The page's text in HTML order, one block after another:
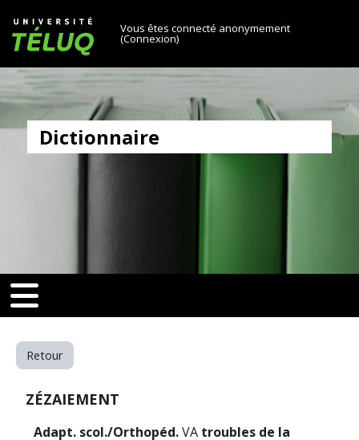
Université TÉLUQ
Vous êtes connecté anonymement
(Connexion)
Dictionnaire
[[nav-toggle]]
toggle]]
Retour
ZÉZAIEMENT
Adapt. scol./Orthopéd.VA troubles de la